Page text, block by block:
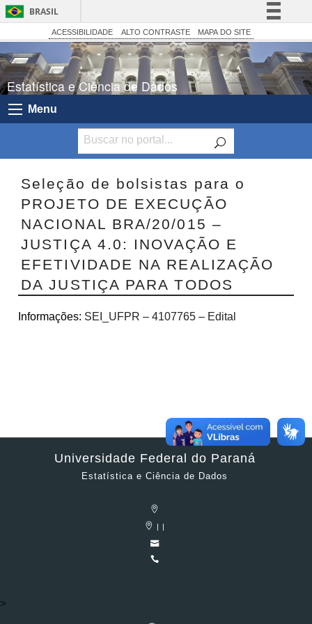
BRASIL
Simplifique!
Comunica BR
Participe
Acesso à informação
Canais
ACESSIBILIDADE ALTO CONTRASTE MAPA DO SITE
Estatística e Ciência de Dados
Menu
Seleção de bolsistas para o
PROJETO DE EXECUÇÃO
NACIONAL BRA/20/015 –
JUSTIÇA 4.0: INOVAÇÃO E
EFETIVIDADE NA REALIZAÇÃO
DA JUSTIÇA PARA TODOS
Informações: SEI_UFPR – 4107765 – Edital
Universidade Federal do Paraná
Estatística e Ciência de Dados
| |
>